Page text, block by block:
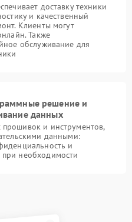
доставку техники
и качественный
Клиенты могут
Также
обслуживание для
решение и
данных
и инструментов,
данными:
и
необходимости